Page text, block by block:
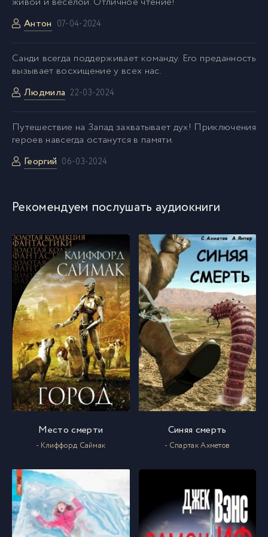
52 23-Глава 48
54 25-Глава 50
57 03-Глава 53
58 04-Глава 54
59 05-Глава 55
60 06-Глава 56
61 07-Глава 57
63 09-Глава 59
64 10-Глава 60
Антон 07-04-2024
Cанди всегда поддерживает команду. Его преданность
вызывает восхищение у всех нас.
Людмила 22-03-2024
Путешествие на Запад захватывает дух! Приключения
героев навсегда останутся в памяти.
Георгий 06-03-2024
Рекомендуем послушать аудиокниги
Место смерти
- Клиффорд Саймак
Синяя смерть
- Спартак Ахметов